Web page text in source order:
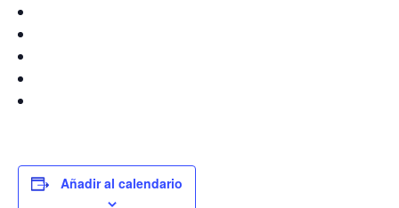
Añadir al calendario